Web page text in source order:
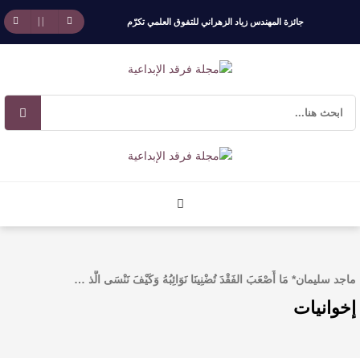
جائزة المهندس زياد الزهراني للتفوق العلمي تكرّم
نخبة من أبناء وبنات الأطاولة
مهرجان الأطاولة التراثي يجمع الشاعر عبدالواحد
القيمة الأدبية بين استحقاق النص وسلطة الجائزة
ماجد سليمان* مَا أَصْعَبَ الفَقْدَ تُضْنِينَا نَوَائِبُهُ وَكَيْفَ نَنْسَى الَّذ …
إخوانيات